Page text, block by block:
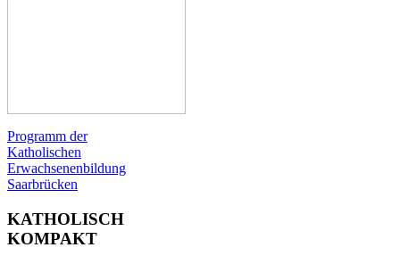
Programm der
Katholischen
Erwachsenenbildung
Saarbrücken
KATHOLISCH
KOMPAKT